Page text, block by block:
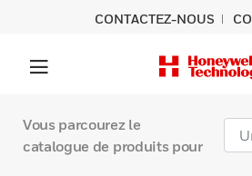
CONTACTEZ-NOUS
Vous parcourez le
catalogue de produits pour